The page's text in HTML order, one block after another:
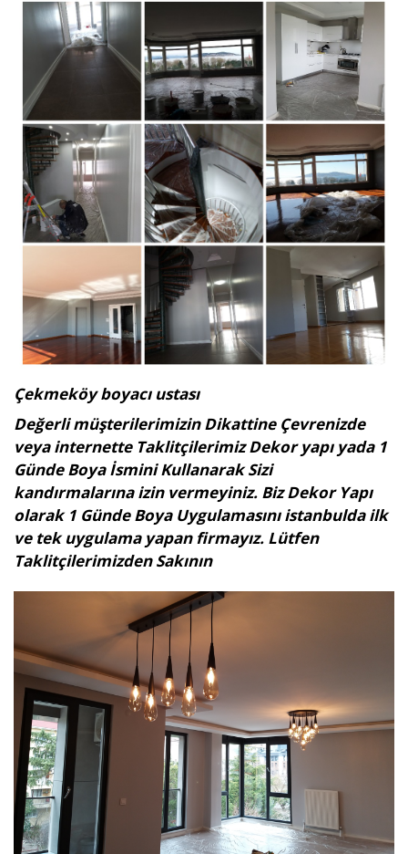
Çekmeköy boyacı ustası
Değerli müşterilerimizin Dikattine Çevrenizde
veya internette Taklitçilerimiz Dekor yapı yada 1
Günde Boya İsmini Kullanarak Sizi
kandırmalarına izin vermeyiniz. Biz Dekor Yapı
olarak 1 Günde Boya Uygulamasını istanbulda ilk
ve tek uygulama yapan firmayız. Lütfen
Taklitçilerimizden Sakının